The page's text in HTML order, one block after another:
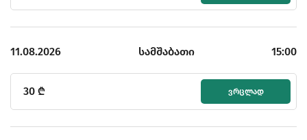
11.08.2026 სამშაბათი 15:00
30 ₾ ᲕᲠᲪᲚᲐᲓ